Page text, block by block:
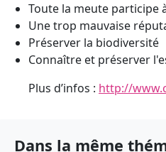
Toute la meute participe
Une trop mauvaise
Préserver la biodiversité
Connaître et préserver
Plus d’infos : http://
Dans la même